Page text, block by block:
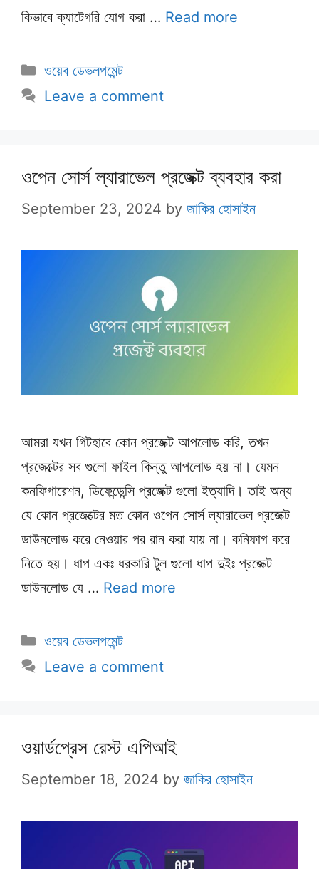
কিভাবে ক্যাটেগরি যোগ করা … Read more
Categories
ওয়েব ডেভলপমেন্ট
Leave a comment
ওপেন সোর্স ল্যারাভেল প্রজেক্ট ব্যবহার করা
September 23, 2024 by জাকির হোসাইন
আমরা যখন গিটহাবে কোন প্রজেক্ট আপলোড করি, তখন
প্রজেক্টের সব গুলো ফাইল কিন্তু আপলোড হয় না। যেমন
কনফিগারেশন, ডিফেন্ডেন্সি প্রজেক্ট গুলো ইত্যাদি। তাই অন্য
যে কোন প্রজেক্টের মত কোন ওপেন সোর্স ল্যারাভেল প্রজেক্ট
ডাউনলোড করে নেওয়ার পর রান করা যায় না। কনিফাগ করে
নিতে হয়। ধাপ একঃ ধরকারি টুল গুলো ধাপ দুইঃ প্রজেক্ট
ডাউনলোড যে … Read more
Categories
ওয়েব ডেভলপমেন্ট
Leave a comment
ওয়ার্ডপ্রেস রেস্ট এপিআই
September 18, 2024 by জাকির হোসাইন